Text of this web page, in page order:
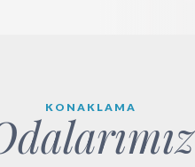
KONAKLAMA